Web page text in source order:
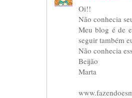
Oi!!
Não conhecia
Meu blog é de
seguir também
Não conhecia
Beijão
Marta